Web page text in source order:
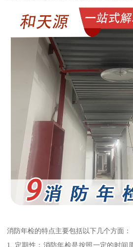
消防年检的特点主要包括以下几个方面：
1. 定期性：消防年检是按照一定的时间